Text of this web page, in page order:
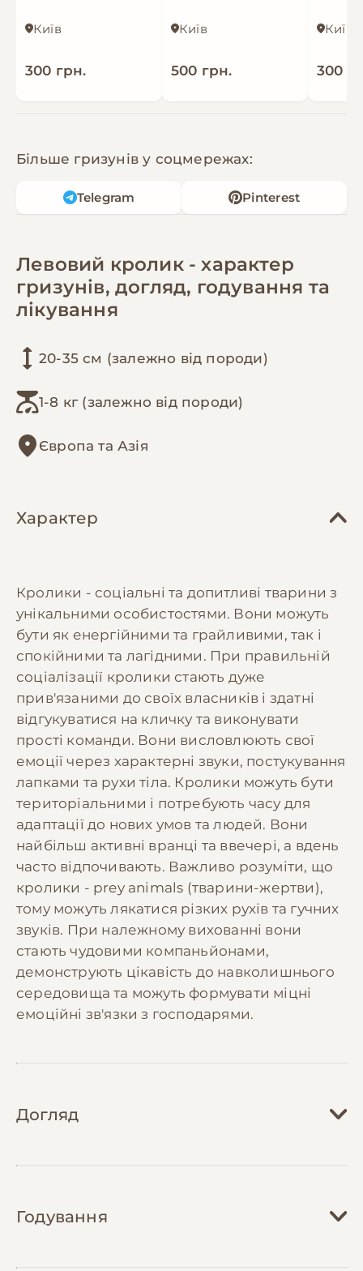
Київ
300 грн.
Київ
500 грн.
Київ
300
Більше гризунів у соцмережах:
Telegram Pinterest
Левовий кролик - характер
гризунів, догляд, годування та
лікування
20-35 см (залежно від породи)
1-8 кг (залежно від породи)
Європа та Азія
Характер
Кролики - соціальні та допитливі тварини з
унікальними особистостями. Вони можуть
бути як енергійними та грайливими, так і
спокійними та лагідними. При правильній
соціалізації кролики стають дуже
прив'язаними до своїх власників і здатні
відгукуватися на кличку та виконувати
прості команди. Вони висловлюють свої
емоції через характерні звуки, постукування
лапками та рухи тіла. Кролики можуть бути
територіальними і потребують часу для
адаптації до нових умов та людей. Вони
найбільш активні вранці та ввечері, а вдень
часто відпочивають. Важливо розуміти, що
кролики - prey animals (тварини-жертви),
тому можуть лякатися різких рухів та гучних
звуків. При належному вихованні вони
стають чудовими компаньйонами,
демонструють цікавість до навколишнього
середовища та можуть формувати міцні
емоційні зв'язки з господарями.
Догляд
уваги та створення безпечного середовища.
Житло кролика повинно бути просторим,
Годування